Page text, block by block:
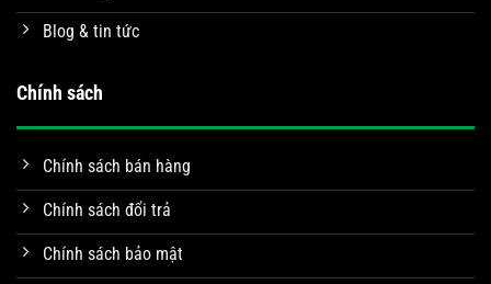
Blog & tin tức
Chính sách
Chính sách bán hàng
Chính sách đổi trả
Chính sách bảo mật